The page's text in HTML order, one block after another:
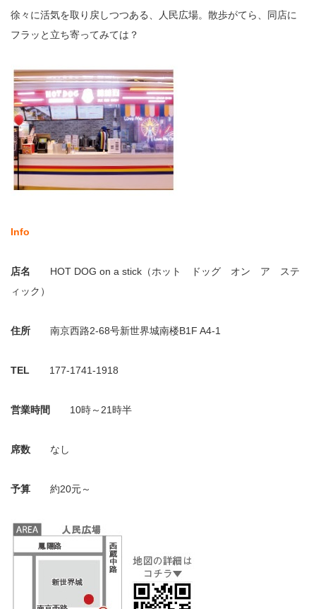
徐々に活気を取り戻しつつある、人民広場。散歩がてら、同店に
フラッと立ち寄ってみては？
Info
店名 HOT DOG on a stick（ホット ドッグ オン ア ステ
ィック）
住所 南京西路2-68号新世界城南楼B1F A4-1
TEL 177-1741-1918
営業時間 10時～21時半
席数 なし
予算 約20元～